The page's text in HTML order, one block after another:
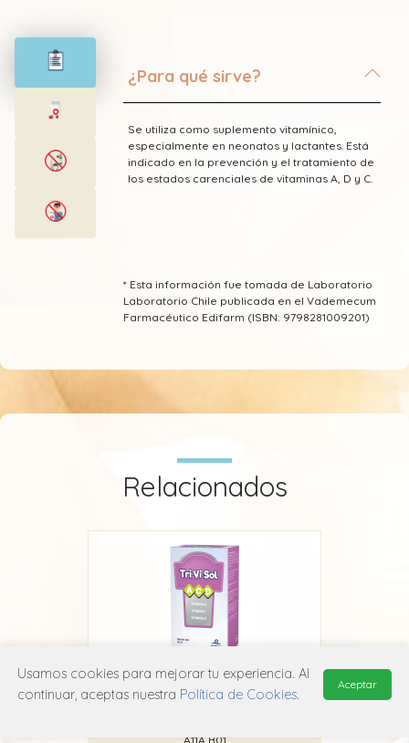
¿Para qué sirve?
Se utiliza como suplemento vitamínico,
especialmente en neonatos y lactantes. Está
indicado en la prevención y el tratamiento de
los estados carenciales de vitaminas A, D y C.
* Esta información fue tomada de Laboratorio
Laboratorio Chile publicada en el Vademecum
Farmacéutico Edifarm (ISBN: 9798281009201)
Relacionados
Trivisol
A11A B01
Usamos cookies para mejorar tu experiencia. Al
continuar, aceptas nuestra Política de Cookies.
Aceptar